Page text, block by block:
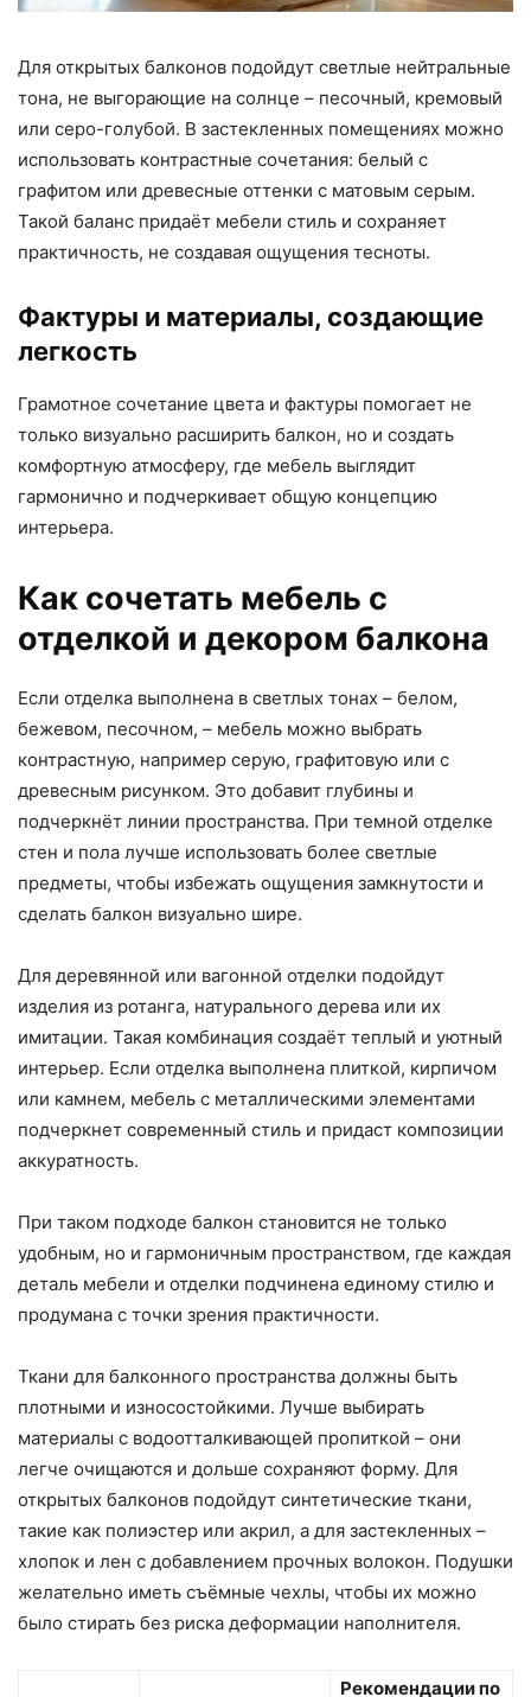
Для открытых балконов подойдут светлые нейтральные
тона, не выгорающие на солнце – песочный, кремовый
или серо-голубой. В застекленных помещениях можно
использовать контрастные сочетания: белый с
графитом или древесные оттенки с матовым серым.
Такой баланс придаёт мебели стиль и сохраняет
практичность, не создавая ощущения тесноты.
Фактуры и материалы, создающие
легкость
Грамотное сочетание цвета и фактуры помогает не
только визуально расширить балкон, но и создать
комфортную атмосферу, где мебель выглядит
гармонично и подчеркивает общую концепцию
интерьера.
Как сочетать мебель с
отделкой и декором балкона
Если отделка выполнена в светлых тонах – белом,
бежевом, песочном, – мебель можно выбрать
контрастную, например серую, графитовую или с
древесным рисунком. Это добавит глубины и
подчеркнёт линии пространства. При темной отделке
стен и пола лучше использовать более светлые
предметы, чтобы избежать ощущения замкнутости и
сделать балкон визуально шире.
Для деревянной или вагонной отделки подойдут
изделия из ротанга, натурального дерева или их
имитации. Такая комбинация создаёт теплый и уютный
интерьер. Если отделка выполнена плиткой, кирпичом
или камнем, мебель с металлическими элементами
подчеркнет современный стиль и придаст композиции
аккуратность.
При таком подходе балкон становится не только
удобным, но и гармоничным пространством, где каждая
деталь мебели и отделки подчинена единому стилю и
продумана с точки зрения практичности.
Ткани для балконного пространства должны быть
плотными и износостойкими. Лучше выбирать
материалы с водоотталкивающей пропиткой – они
легче очищаются и дольше сохраняют форму. Для
открытых балконов подойдут синтетические ткани,
такие как полиэстер или акрил, а для застекленных –
хлопок и лен с добавлением прочных волокон. Подушки
желательно иметь съёмные чехлы, чтобы их можно
было стирать без риска деформации наполнителя.
Рекомендации по